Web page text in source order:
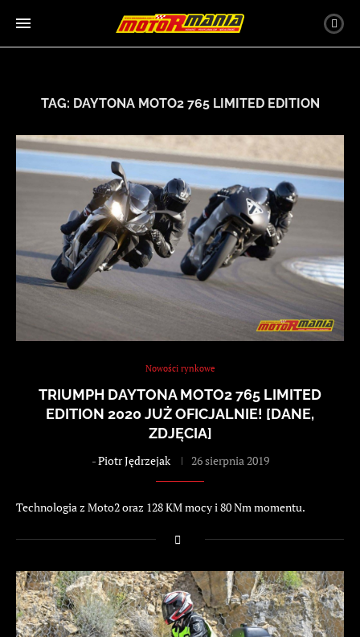
TAG: DAYTONA MOTO2 765 LIMITED EDITION
Nowości rynkowe
TRIUMPH DAYTONA MOTO2 765 LIMITED
EDITION 2020 JUŻ OFICJALNIE! [DANE,
ZDJĘCIA]
-Piotr Jędrzejak 26 sierpnia 2019
Technologia z Moto2 oraz 128 KM mocy i 80 Nm momentu.